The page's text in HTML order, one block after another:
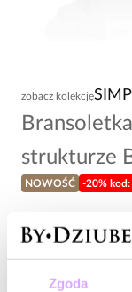
Zgoda
zobacz kolekcję
strukturze
NOWOŚĆ -20%
108,00 zł